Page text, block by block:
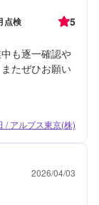
点検 5
も逐一確認や
たぜひお願い
/ アルプス東京(株)
2026/04/03